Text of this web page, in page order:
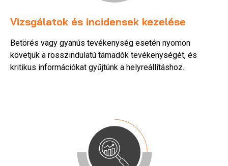
Vizsgálatok és incidensek kezelése
Betörés vagy gyanús tevékenység esetén nyomon
követjük a rosszindulatú támadók tevékenységét, és
kritikus információkat gyűjtünk a helyreállításhoz.